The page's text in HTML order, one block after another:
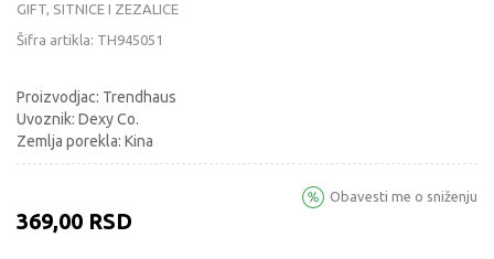
GIFT, SITNICE I ZEZALICE
Šifra artikla: TH945051
Proizvodjac: Trendhaus
Uvoznik: Dexy Co.
Zemlja porekla: Kina
369,00 RSD
Obavesti me o sniženju